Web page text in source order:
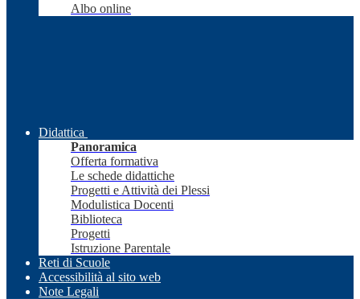
Albo online
Didattica
Panoramica
Offerta formativa
Le schede didattiche
Progetti e Attività dei Plessi
Modulistica Docenti
Biblioteca
Progetti
Istruzione Parentale
Reti di Scuole
Accessibilità al sito web
Note Legali